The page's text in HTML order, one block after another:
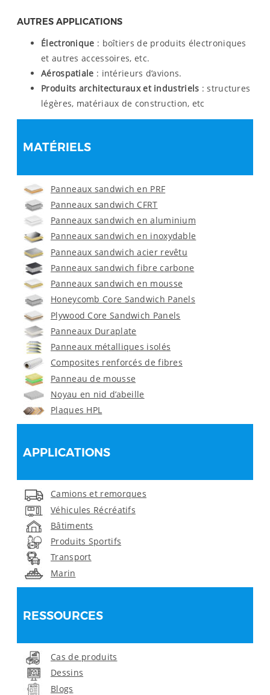
AUTRES APPLICATIONS
Électronique : boîtiers de produits électroniques
et autres accessoires, etc.
Aérospatiale : intérieurs d’avions.
Produits architecturaux et industriels : structures
légères, matériaux de construction, etc
MATÉRIELS
Panneaux sandwich en PRF
Panneaux sandwich CFRT
Panneaux sandwich en aluminium
Panneaux sandwich en inoxydable
Panneaux sandwich acier revêtu
Panneaux sandwich fibre carbone
Panneaux sandwich en mousse
Honeycomb Core Sandwich Panels
Plywood Core Sandwich Panels
Panneaux Duraplate
Panneaux métalliques isolés
Composites renforcés de fibres
Panneau de mousse
Noyau en nid d’abeille
Plaques HPL
APPLICATIONS
Camions et remorques
Véhicules Récréatifs
Bâtiments
Produits Sportifs
Transport
Marin
RESSOURCES
Cas de produits
Dessins
Blogs